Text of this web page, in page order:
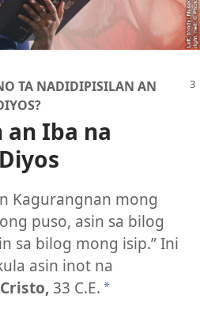
TA NADIDIPISILAN AN
Iba na
Kagurangnan mong
puso, asin sa bilog
sa bilog mong isip.” Ini
asin inot na
33 C.E. *